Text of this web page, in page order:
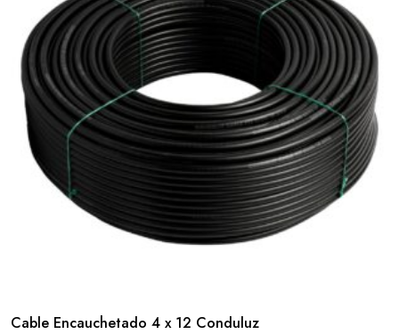
Cable Encauchetado 4 x 12 Conduluz